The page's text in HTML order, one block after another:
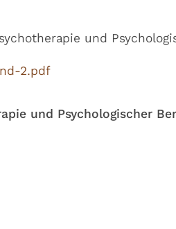
und
2.pdf
und Psychologischer